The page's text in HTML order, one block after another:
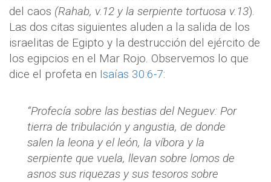
del caos (Rahab, v.12 y la serpiente tortuosa v.13).
Las dos citas siguientes aluden a la salida de los
israelitas de Egipto y la destrucción del ejército de
los egipcios en el Mar Rojo. Observemos lo que
dice el profeta en Isaías 30:6-7:
“Profecía sobre las bestias del Neguev: Por
tierra de tribulación y angustia, de donde
salen la leona y el león, la víbora y la
serpiente que vuela, llevan sobre lomos de
asnos sus riquezas y sus tesoros sobre